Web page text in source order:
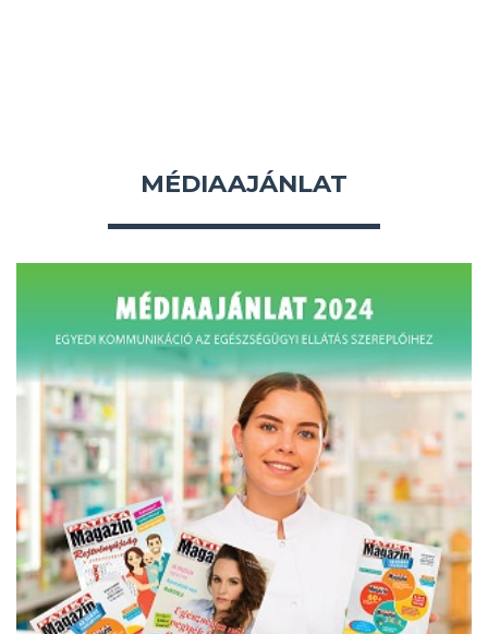
MÉDIAAJÁNLAT